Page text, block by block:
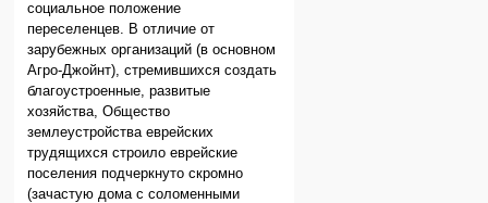
социальное положение
переселенцев. В отличие от
зарубежных организаций (в основном
Агро-Джойнт), стремившихся создать
благоустроенные, развитые
хозяйства, Общество
землеустройства еврейских
трудящихся строило еврейские
поселения подчеркнуто скромно
(зачастую дома с соломенными